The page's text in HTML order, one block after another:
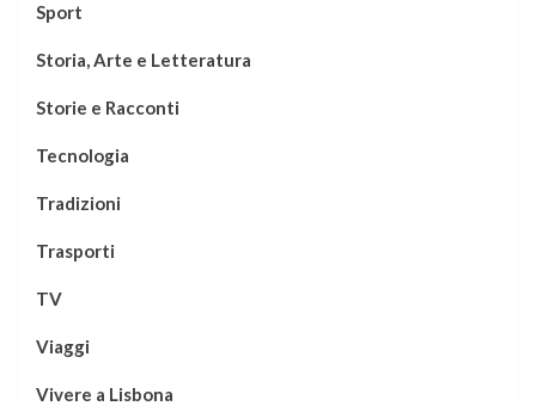
Sport
Storia, Arte e Letteratura
Storie e Racconti
Tecnologia
Tradizioni
Trasporti
TV
Viaggi
Vivere a Lisbona